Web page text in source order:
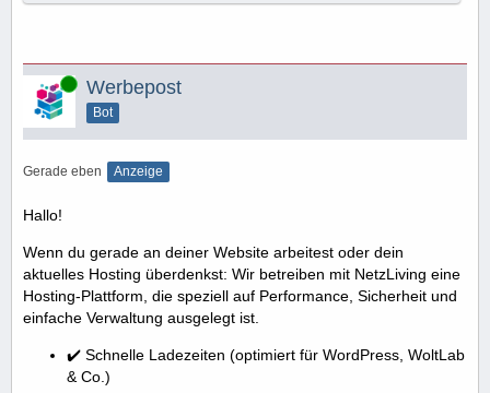
Online Werbepost
Bot
Gerade eben Anzeige
Hallo!
Wenn du gerade an deiner Website arbeitest oder dein
aktuelles Hosting überdenkst: Wir betreiben mit NetzLiving eine
Hosting-Plattform, die speziell auf Performance, Sicherheit und
einfache Verwaltung ausgelegt ist.
✔️ Schnelle Ladezeiten (optimiert für WordPress, WoltLab
& Co.)